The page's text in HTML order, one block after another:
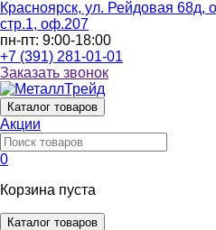
Красноярск, ул. Рейдовая 68д,
стр.1, оф.207
пн-пт: 9:00-18:00
+7 (391) 281-01-01
Заказать звонок
Каталог товаров
Акции
0
Корзина пуста
Каталог товаров